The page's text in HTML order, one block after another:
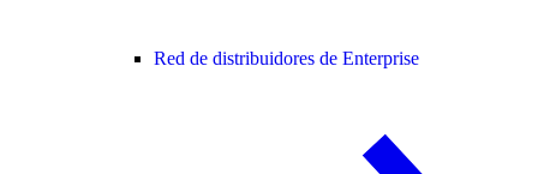
Red de distribuidores de Enterprise